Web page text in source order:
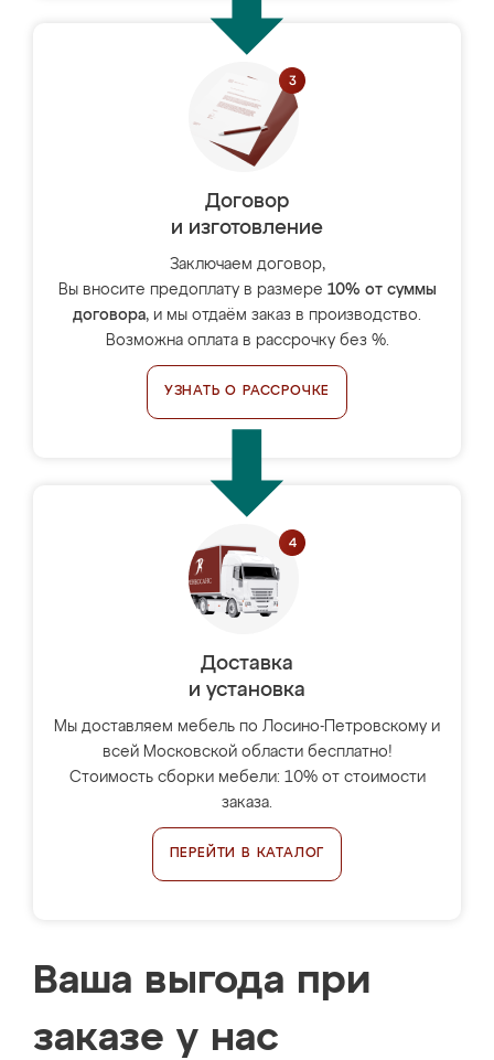
Договор
и изготовление
Заключаем договор,
Вы вносите предоплату в размере 10% от суммы
договора, и мы отдаём заказ в производство.
Возможна оплата в рассрочку без %.
УЗНАТЬ О РАССРОЧКЕ
Доставка
и установка
Мы доставляем мебель по Лосино-Петровскому и
всей Московской области бесплатно!
Стоимость сборки мебели: 10% от стоимости
заказа.
ПЕРЕЙТИ В КАТАЛОГ
Ваша выгода при
заказе у нас